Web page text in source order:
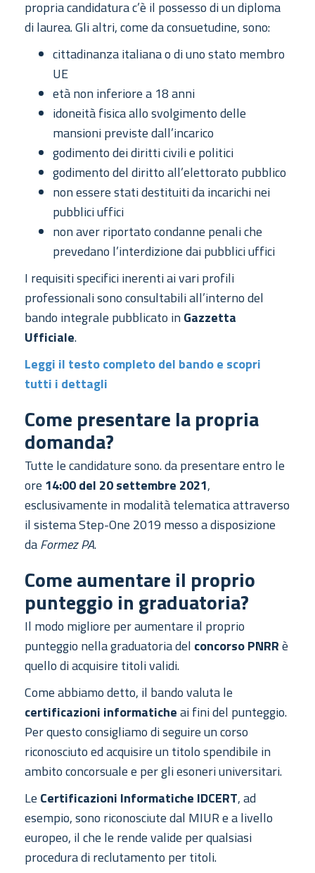
propria candidatura c’è il possesso di un diploma
di laurea. Gli altri, come da consuetudine, sono:
cittadinanza italiana o di uno stato membro
UE
età non inferiore a 18 anni
idoneità fisica allo svolgimento delle
mansioni previste dall’incarico
godimento dei diritti civili e politici
godimento del diritto all’elettorato pubblico
non essere stati destituiti da incarichi nei
pubblici uffici
non aver riportato condanne penali che
prevedano l’interdizione dai pubblici uffici
I requisiti specifici inerenti ai vari profili
professionali sono consultabili all’interno del
bando integrale pubblicato in Gazzetta
Ufficiale.
Leggi il testo completo del bando e scopri
tutti i dettagli
Come presentare la propria
domanda?
Tutte le candidature sono. da presentare entro le
ore 14:00 del 20 settembre 2021,
esclusivamente in modalità telematica attraverso
il sistema Step-One 2019 messo a disposizione
daFormez PA.
Come aumentare il proprio
punteggio in graduatoria?
Il modo migliore per aumentare il proprio
punteggio nella graduatoria del concorso PNRRè
quello di acquisire titoli validi.
Come abbiamo detto, il bando valuta le
certificazioni informaticheai fini del punteggio.
Per questo consigliamo di seguire un corso
riconosciuto ed acquisire un titolo spendibile in
ambito concorsuale e per gli esoneri universitari.
Le Certificazioni Informatiche IDCERT, ad
esempio, sono riconosciute dal MIUR e a livello
europeo, il che le rende valide per qualsiasi
procedura di reclutamento per titoli.